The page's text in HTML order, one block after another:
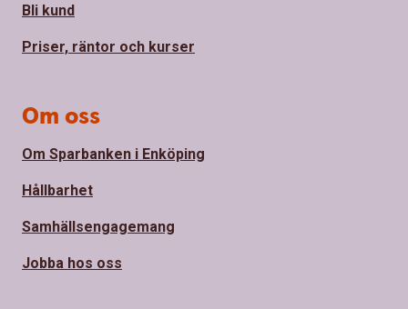
Bli kund
Priser, räntor och kurser
Om oss
Om Sparbanken i Enköping
Hållbarhet
Samhällsengagemang
Jobba hos oss